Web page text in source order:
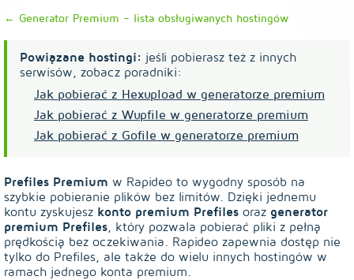
← Generator Premium – lista obsługiwanych hostingów
Powiązane hostingi: jeśli pobierasz też z innych
serwisów, zobacz poradniki:
Jak pobierać z Hexupload w generatorze premium
Jak pobierać z Wupfile w generatorze premium
Jak pobierać z Gofile w generatorze premium
Prefiles Premium w Rapideo to wygodny sposób na
szybkie pobieranie plików bez limitów. Dzięki jednemu
kontu zyskujesz konto premium Prefiles oraz generator
premium Prefiles, który pozwala pobierać pliki z pełną
prędkością bez oczekiwania. Rapideo zapewnia dostęp nie
tylko do Prefiles, ale także do wielu innych hostingów w
ramach jednego konta premium.